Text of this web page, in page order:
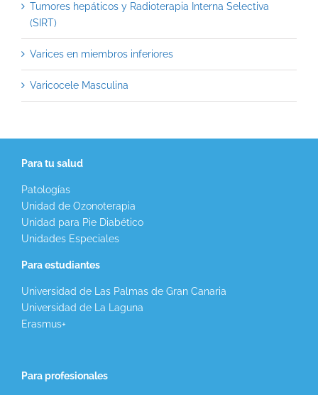
Tumores hepáticos y Radioterapia Interna Selectiva
(SIRT)
Varices en miembros inferiores
Varicocele Masculina
Para tu salud
Patologías
Unidad de Ozonoterapia
Unidad para Pie Diabético
Unidades Especiales
Para estudiantes
Universidad de Las Palmas de Gran Canaria
Universidad de La Laguna
Erasmus+
Para profesionales